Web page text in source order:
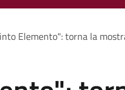
Elemento": torna la